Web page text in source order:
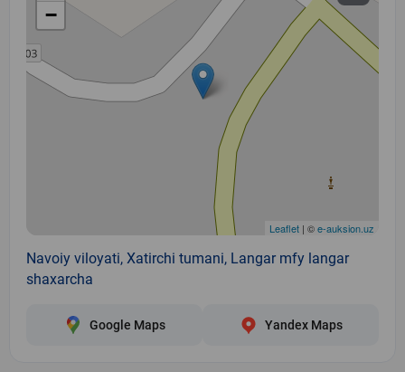
−
Leaflet | ©e-auksion.uz
Navoiy viloyati, Xatirchi tumani, Langar mfy langar
shaxarcha
Google Maps Yandex Maps